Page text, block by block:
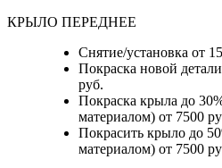
КРЫЛО ПЕРЕДНЕЕ
Снятие/установка от
Покраска новой
руб.
Покраска крыла до
материалом) от 7500
Покрасить крыло до
материалом) от 7500